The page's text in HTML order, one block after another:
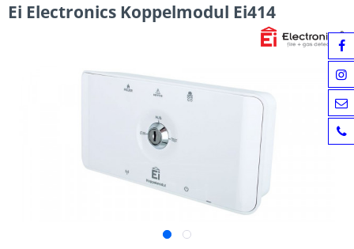
Ei Electronics Koppelmodul Ei414